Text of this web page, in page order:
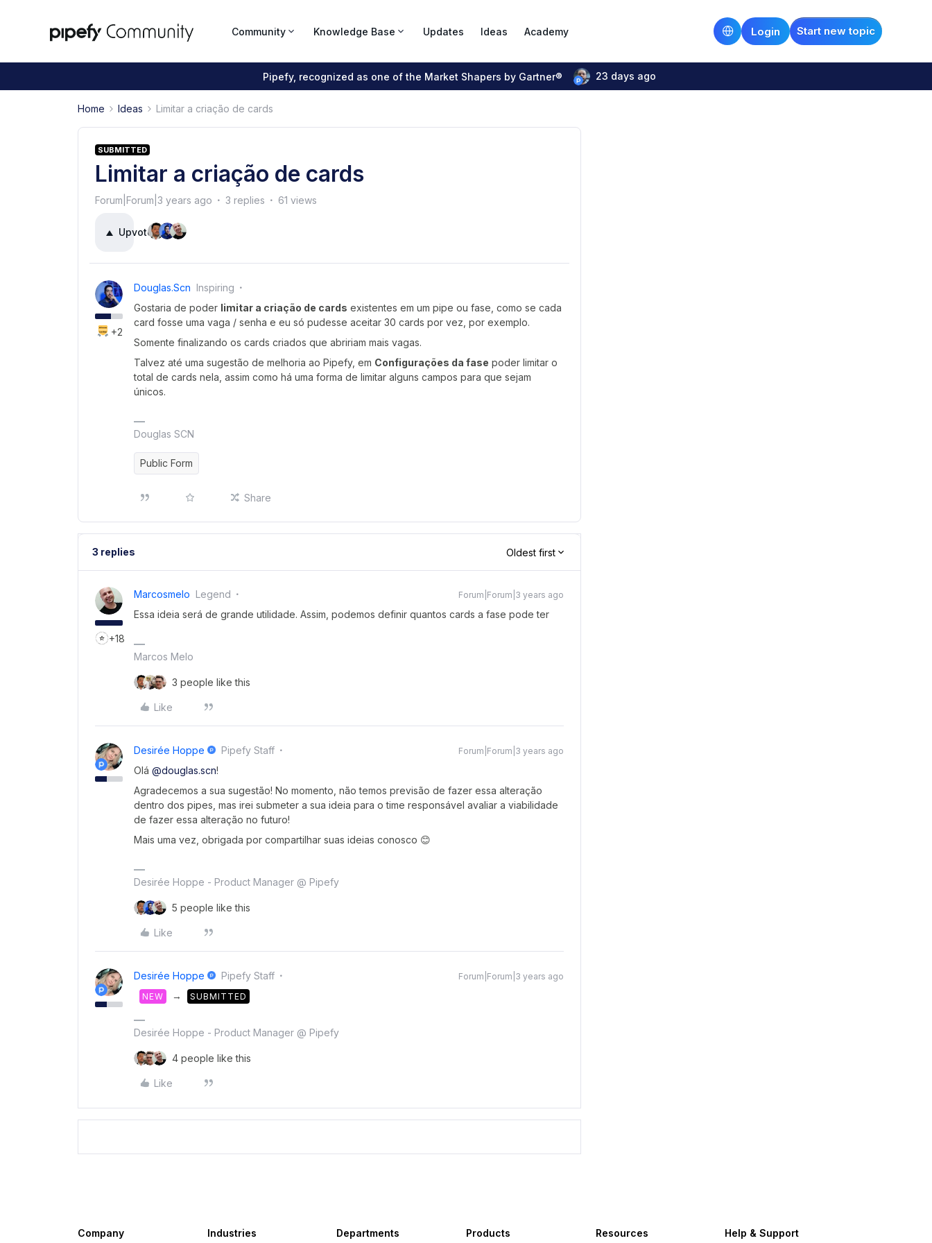
Community Knowledge Base Updates Ideas Academy Start new topic
Login
Pipefy, recognized as one of the Market Shapers by Gartner® 23 days ago
Home Ideas Limitar a criação de cards
SUBMITTED
Limitar a criação de cards
Forum|Forum|3 years ago 3 replies 61 views
Upvote5
+2
Douglas.scn Inspiring
Gostaria de poder limitar a criação de cards existentes em um pipe ou fase, como se cada
card fosse uma vaga / senha e eu só pudesse aceitar 30 cards por vez, por exemplo.
Somente finalizando os cards criados que abririam mais vagas.
Talvez até uma sugestão de melhoria ao Pipefy, em Configurações da fase poder limitar o
total de cards nela, assim como há uma forma de limitar alguns campos para que sejam
únicos.
Douglas SCN
Public Form
Share
3 replies Oldest first
+18
Marcosmelo Legend Forum|Forum|3 years ago
Essa ideia será de grande utilidade. Assim, podemos definir quantos cards a fase pode ter
Marcos Melo
3 people like this
Like
Desirée Hoppe Pipefy Staff Forum|Forum|3 years ago
Olá @douglas.scn!
Agradecemos a sua sugestão! No momento, não temos previsão de fazer essa alteração
dentro dos pipes, mas irei submeter a sua ideia para o time responsável avaliar a viabilidade
de fazer essa alteração no futuro!
Mais uma vez, obrigada por compartilhar suas ideias conosco 😊
Desirée Hoppe - Product Manager @ Pipefy
5 people like this
Like
Desirée Hoppe Pipefy Staff
Forum|Forum|3 years ago
NEW
→ SUBMITTED
Desirée Hoppe - Product Manager @ Pipefy
4 people like this
Like
Company Industries Departments Products Resources Help & Support